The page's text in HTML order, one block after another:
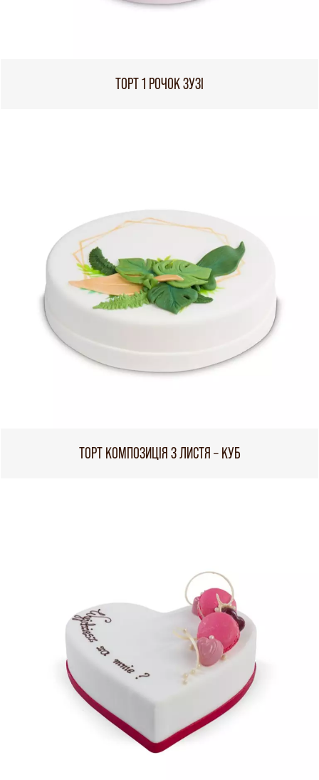
ТОРТ 1 РОЧОК ЗУЗІ
ТОРТ КОМПОЗИЦІЯ З ЛИСТЯ – КУБ